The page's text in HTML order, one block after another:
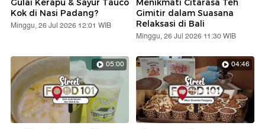
Gulai Kerapu & Sayur Tauco
Kok di Nasi Padang?
Minggu, 26 Jul 2026 12:01 WIB
Menikmati Citarasa Teh
Gimitir dalam Suasana
Relaksasi di Bali
Minggu, 26 Jul 2026 11:30 WIB
05:00 04:46